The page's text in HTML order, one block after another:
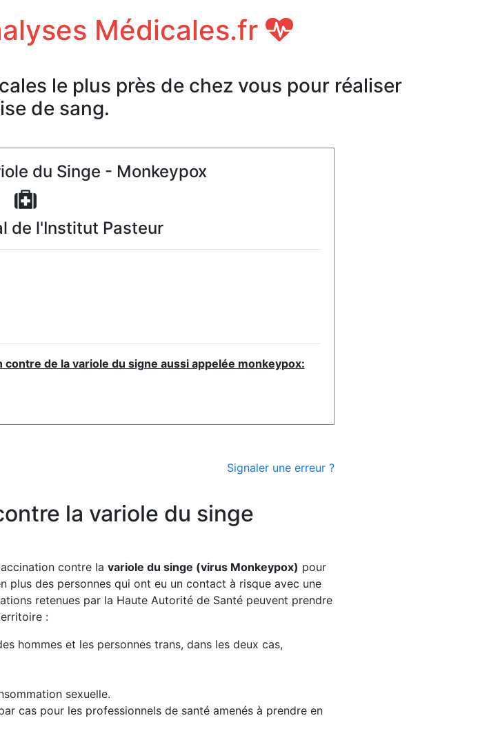
Médicales.fr
le plus près de chez vous pour réaliser
de sang.
du Singe - Monkeypox
de l'Institut Pasteur
de la variole du signe aussi appelée monkeypox:
Signaler une erreur ?
la variole du singe
contre la variole du singe (virus Monkeypox) pour
plus des personnes qui ont eu un contact à risque avec une
retenues par la Haute Autorité de Santé peuvent prendre
:
hommes et les personnes trans, dans les deux cas,
sexuelle.
cas pour les professionnels de santé amenés à prendre en